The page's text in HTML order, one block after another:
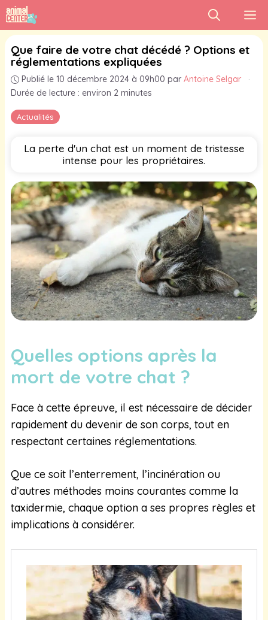
Aller
au
contenu
Actualités
Que faire de votre chat décédé ? Options et
réglementations expliquées
Publié le 10 décembre 2024 à 09h00 par Antoine Selgar
·
Durée de lecture : environ 2 minutes
La perte d'un chat est un moment de tristesse
intense pour les propriétaires.
Quelles options après la
mort de votre chat ?
Face à cette épreuve, il est nécessaire de décider
rapidement du devenir de son corps, tout en
respectant certaines réglementations.
Que ce soit l’enterrement, l’incinération ou
d’autres méthodes moins courantes comme la
taxidermie, chaque option a ses propres règles et
implications à considérer.